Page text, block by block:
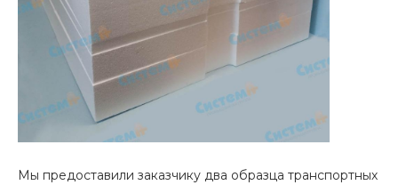
Мы предоставили заказчику два образца транспортных